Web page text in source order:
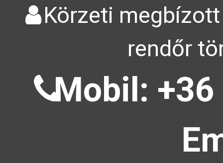
Körzeti megbízott
rendőr
Mobil: +36